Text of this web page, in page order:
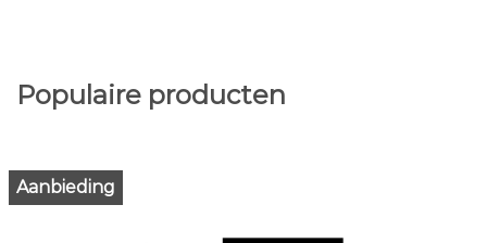
Populaire producten
Aanbieding